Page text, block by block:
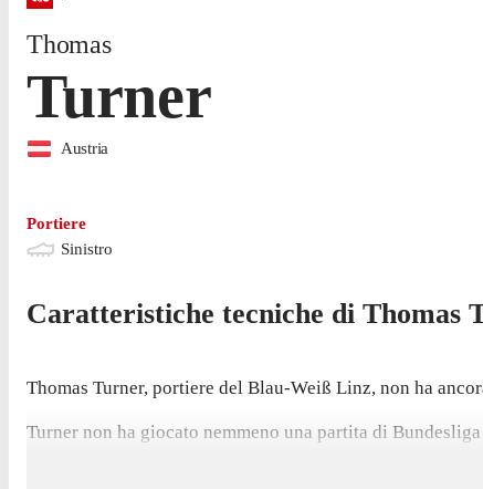
Thomas
Turner
Austria
Portiere
Sinistro
Caratteristiche tecniche di Thomas
Thomas Turner, portiere del Blau-Weiß Linz, non ha
Turner non ha giocato nemmeno una partita di
Prima di arrivare a vestire la maglia del Blau-Weiß Linz